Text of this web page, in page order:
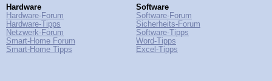
Hardware
Hardware-Forum
Hardware-Tipps
Netzwerk-Forum
Smart-Home Forum
Smart-Home Tipps
Software
Software-Forum
Sicherheits-Forum
Software-Tipps
Word-Tipps
Excel-Tipps